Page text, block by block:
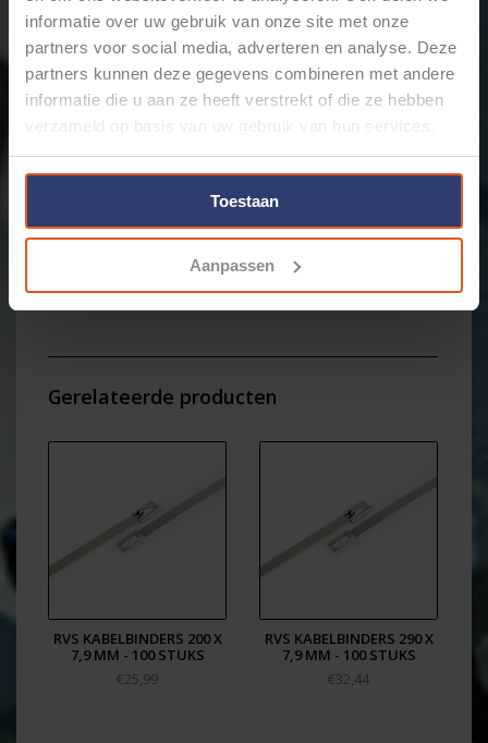
informatie over uw gebruik van onze site met onze
partners voor social media, adverteren en analyse. Deze
partners kunnen deze gegevens combineren met andere
informatie die u aan ze heeft verstrekt of die ze hebben
verzameld op basis van uw gebruik van hun services.
Toestaan
Aanpassen
Voorraad:
25
RVS Kabelbinders - Roestvast stalen kabelbinders -
200 x 4,6 mm - Per 100 stuks
RVS Kabelbinders van 200 mm lang en 4,6 mm breed.
Bestand tegen maximale trekkracht van 90kg.
RVS kabelbinders zonder coating en van roestvast
staal AISI 304
Bestand tegen extreme temperaturen van -80 °C tot
+538 °C
Deze kabelbinders zijn in overeenstemming met de
DNV-GL, UL, Reach, RoHS, CE
Gerelateerde producten
RVS KABELBINDERS 200 X
7,9 MM - 100 STUKS
€25,99
RVS KABELBINDERS 290 X
7,9 MM - 100 STUKS
€32,44